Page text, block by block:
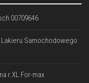
00709646
Samochodowego
r.XL For-max